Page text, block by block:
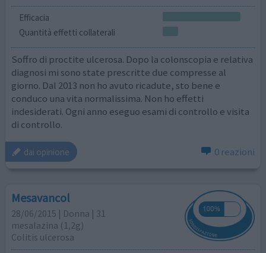
Efficacia
Quantità effetti collaterali
Soffro di proctite ulcerosa. Dopo la colonscopia e relativa
diagnosi mi sono state prescritte due compresse al
giorno. Dal 2013 non ho avuto ricadute, sto bene e
conduco una vita normalissima. Non ho effetti
indesiderati. Ogni anno eseguo esami di controllo e visita
di controllo.
dai opinione 0 reazioni
Mesavancol
28/06/2015 | Donna | 31
mesalazina (1,2g)
Colitis ulcerosa